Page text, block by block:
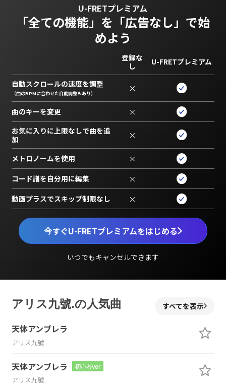
U-FRETプレミアム
「全ての機能」を 「広告なし」で始
めよう
今すぐU-FRETプレミアムをはじめる
いつでもキャンセルできます
登録な
し
U-FRETプレミアム
自動スクロールの速度を調整
（曲のBPMに合わせた自動調整もあり） ×
曲のキーを変更 ×
お気に入りに上限なしで曲を追
加
×
メトロノームを使用 ×
コード譜を自分用に編集 ×
動画プラスでスキップ制限なし ×
アリス九號.の人気曲 すべてを表示
天体アンブレラ
アリス九號.
天体アンブレラ 初心者ver
アリス九號.